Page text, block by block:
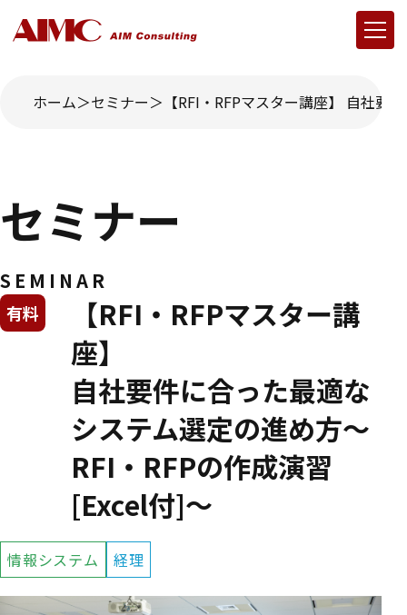
ホーム セミナー 【RFI・RFPマスター講座】 自社
セミナー
SEMINAR
【RFI・RFPマスター講
座】
自社要件に合った最適な
システム選定の進め方～
RFI・RFPの作成演習
[Excel付]～
有料
情報システム 経理